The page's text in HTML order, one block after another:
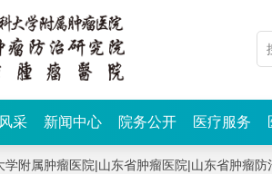
采 新闻中心 院务公开 医疗服务
学附属肿瘤医院|山东省肿瘤医院|山东省肿瘤防